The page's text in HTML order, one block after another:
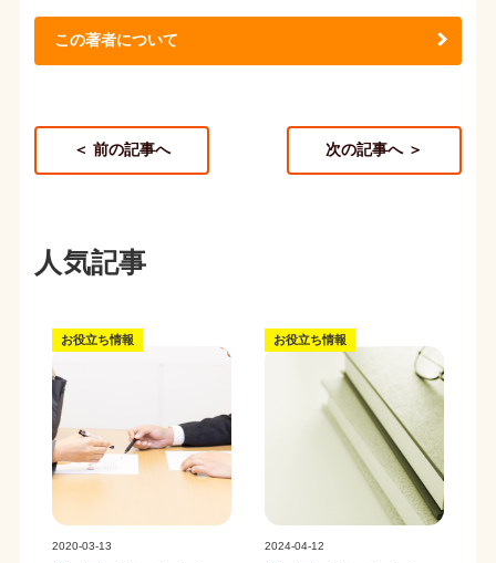
この著者について
＜ 前の記事へ 次の記事へ ＞
人気記事
お役立ち情報
2020-03-13
お役立ち情報
2024-04-12